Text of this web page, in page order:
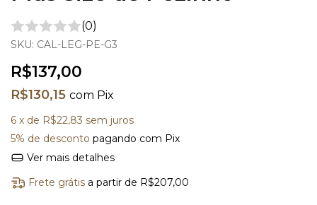
(0)
SKU: CAL-LEG-PE-G3
R$137,00
R$130,15 com Pix
6 x de R$22,83 sem juros
5% de desconto pagando com Pix
Ver mais detalhes
Frete grátis a partir de R$207,00